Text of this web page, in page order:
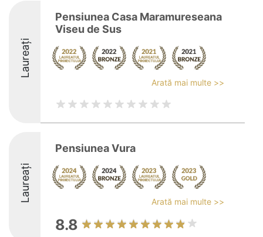
Laureați
Pensiunea Casa Maramureseana
Viseu de Sus
Arată mai multe >>
Laureați
Pensiunea Vura
Arată mai multe >>
8.8